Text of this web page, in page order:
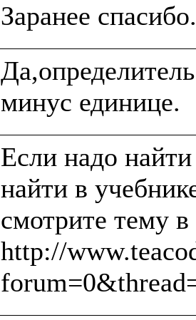
Если надо
найти в
смотрите тему
http://